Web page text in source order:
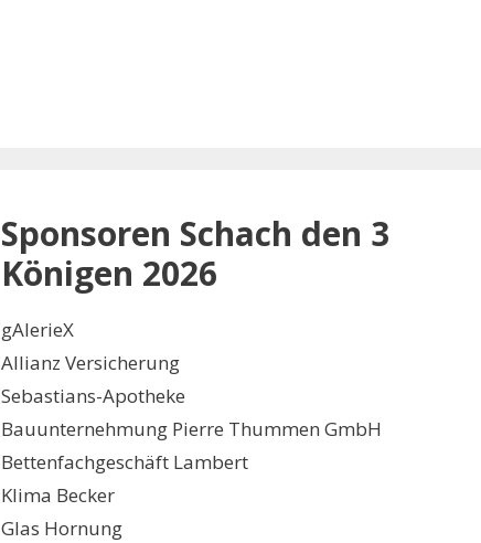
Sponsoren Schach den 3
Königen 2026
gAlerieX
Allianz Versicherung
Sebastians-Apotheke
Bauunternehmung Pierre Thummen GmbH
Bettenfachgeschäft Lambert
Klima Becker
Glas Hornung